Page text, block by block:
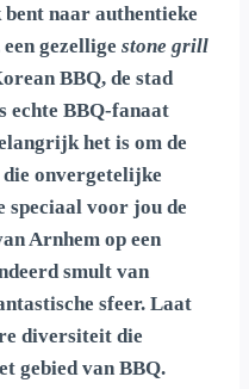
bent naar authentieke
een gezellige stone grill
BBQ, de stad
echte BBQ-fanaat
het is om de
onvergetelijke
speciaal voor jou de
Arnhem op een
smult van
sfeer. Laat
diversiteit die
gebied van BBQ.